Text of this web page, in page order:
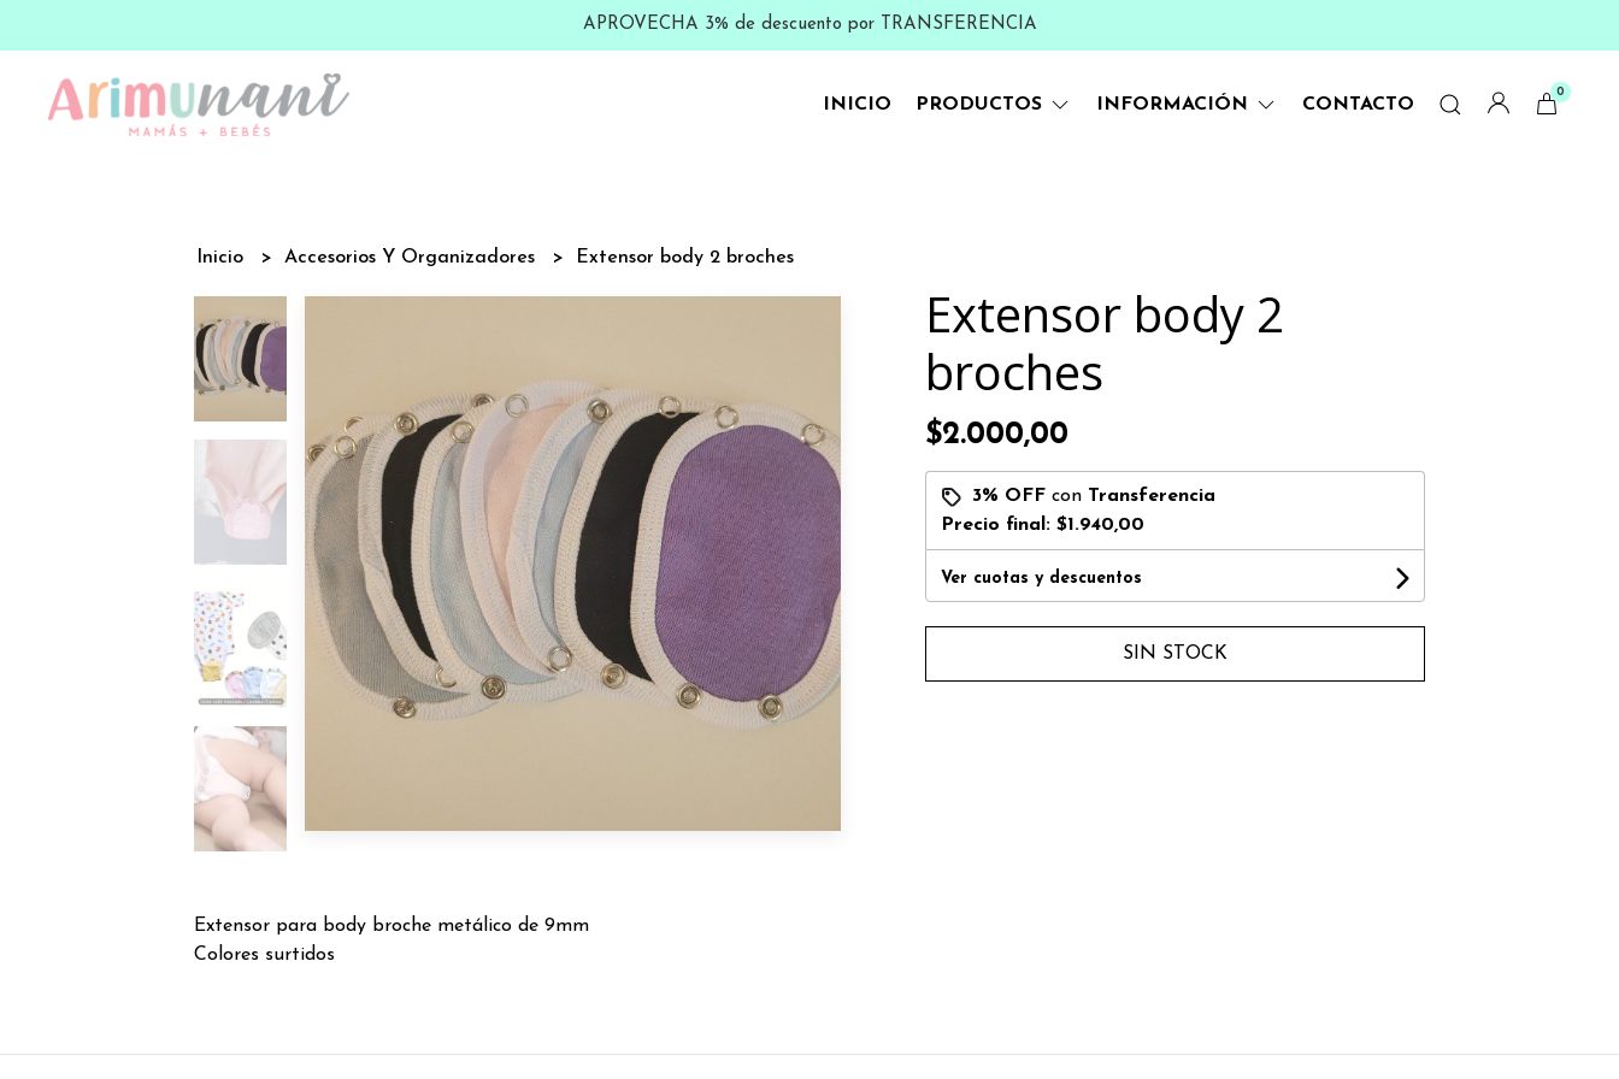
APROVECHA 3% de descuento por TRANSFERENCIA
INICIO PRODUCTOS INFORMACIÓN CONTACTO
0
Inicio Accesorios Y Organizadores Extensor body 2 broches
Extensor para body broche metálico de 9mm
Colores surtidos
Extensor body 2
broches
$2.000,00
3% OFFcon Transferencia
Precio final: $1.940,00
Ver cuotas y descuentos
SIN STOCK